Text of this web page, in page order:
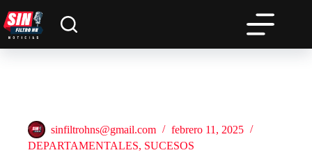
al
contenido
sinfiltrohns@gmail.com
febrero 11, 2025
DEPARTAMENTALES, SUCESOS